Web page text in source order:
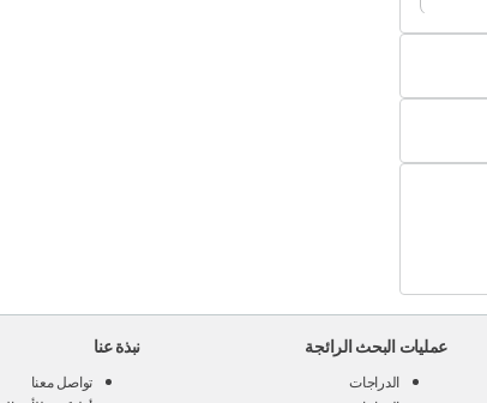
عمليات البحث الرائجة
الدراجات
نبذة عنا
تواصل معنا